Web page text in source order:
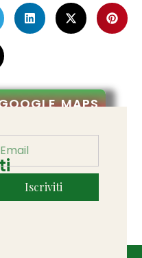
MAPS
Iscriviti